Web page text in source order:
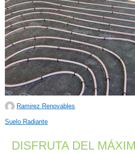
Ramirez Renovables
C
Suelo Radiante
DISFRUTA DEL